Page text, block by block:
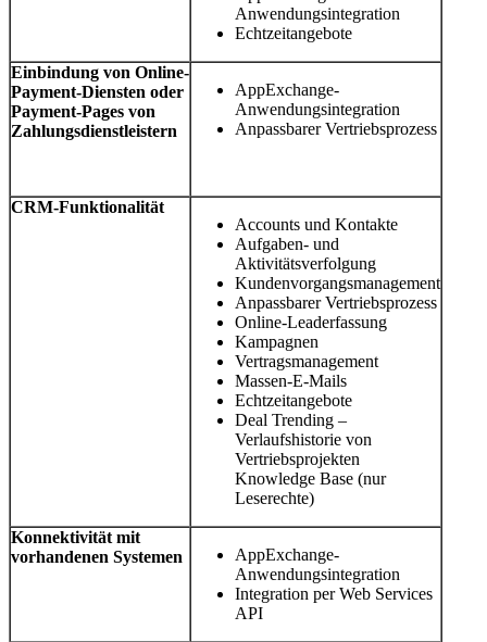
Anwendungsintegration
Echtzeitangebote
Einbindung von Online-
Payment-Diensten oder
Payment-Pages von
Zahlungsdienstleistern
AppExchange-
Anwendungsintegration
Anpassbarer Vertriebsprozess
CRM-Funktionalität
Accounts und Kontakte
Aufgaben- und
Aktivitätsverfolgung
Kundenvorgangsmanagement
Anpassbarer Vertriebsprozess
Online-Leaderfassung
Kampagnen
Vertragsmanagement
Massen-E-Mails
Echtzeitangebote
Deal Trending –
Verlaufshistorie von
Vertriebsprojekten
Knowledge Base (nur
Leserechte)
Konnektivität mit
vorhandenen Systemen
AppExchange-
Anwendungsintegration
Integration per Web Services
API